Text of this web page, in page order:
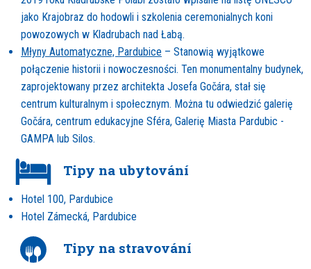
jako Krajobraz do hodowli i szkolenia ceremonialnych koni
powozowych w Kladrubach nad Łabą.
Młyny Automatyczne, Pardubice – Stanowią wyjątkowe
połączenie historii i nowoczesności. Ten monumentalny budynek,
zaprojektowany przez architekta Josefa Gočára, stał się
centrum kulturalnym i społecznym. Można tu odwiedzić galerię
Gočára, centrum edukacyjne Sféra, Galerię Miasta Pardubic -
GAMPA lub Silos.
Tipy na ubytování
Hotel 100, Pardubice
Hotel Zámecká, Pardubice
Tipy na stravování